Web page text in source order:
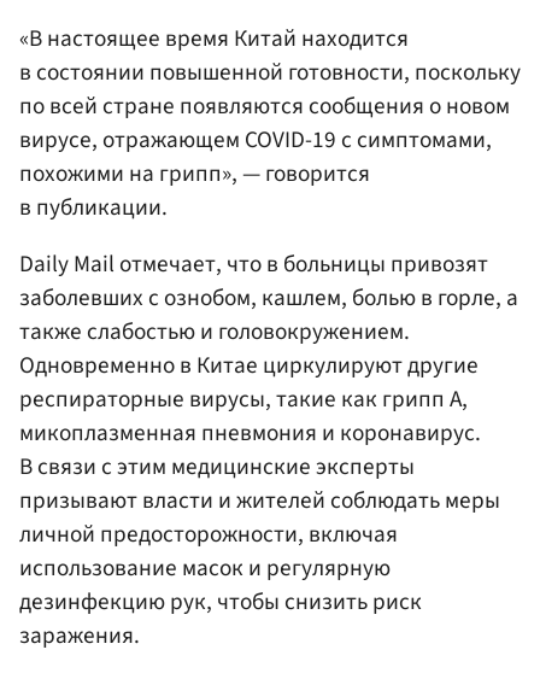
«В настоящее время Китай находится
в состоянии повышенной готовности, поскольку
по всей стране появляются сообщения о новом
вирусе, отражающем COVID-19 с симптомами,
похожими на грипп», — говорится
в публикации.
Daily Mail отмечает, что в больницы привозят
заболевших с ознобом, кашлем, болью в горле, а
также слабостью и головокружением.
Одновременно в Китае циркулируют другие
респираторные вирусы, такие как грипп А,
микоплазменная пневмония и коронавирус.
В связи с этим медицинские эксперты
призывают власти и жителей соблюдать меры
личной предосторожности, включая
использование масок и регулярную
дезинфекцию рук, чтобы снизить риск
заражения.